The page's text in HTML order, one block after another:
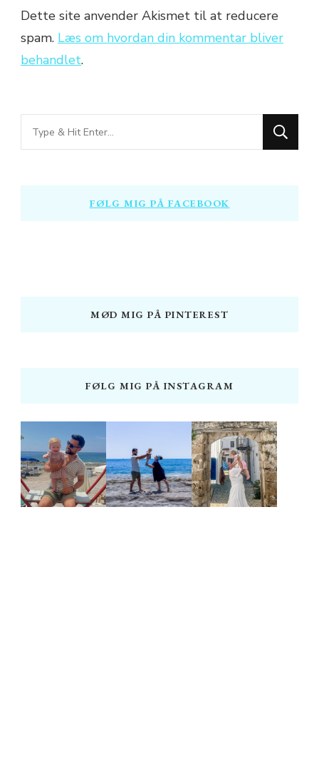
Dette site anvender Akismet til at reducere
spam. Læs om hvordan din kommentar bliver
behandlet.
Looking
for
FØLG MIG PÅ FACEBOOK
MØD MIG PÅ PINTEREST
FØLG MIG PÅ INSTAGRAM